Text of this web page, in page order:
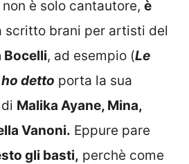
è solo cantautore, è
scritto brani per artisti del
Bocelli, ad esempio (Le
detto porta la sua
Malika Ayane, Mina,
Vanoni. Eppure pare
gli basti, perchè come